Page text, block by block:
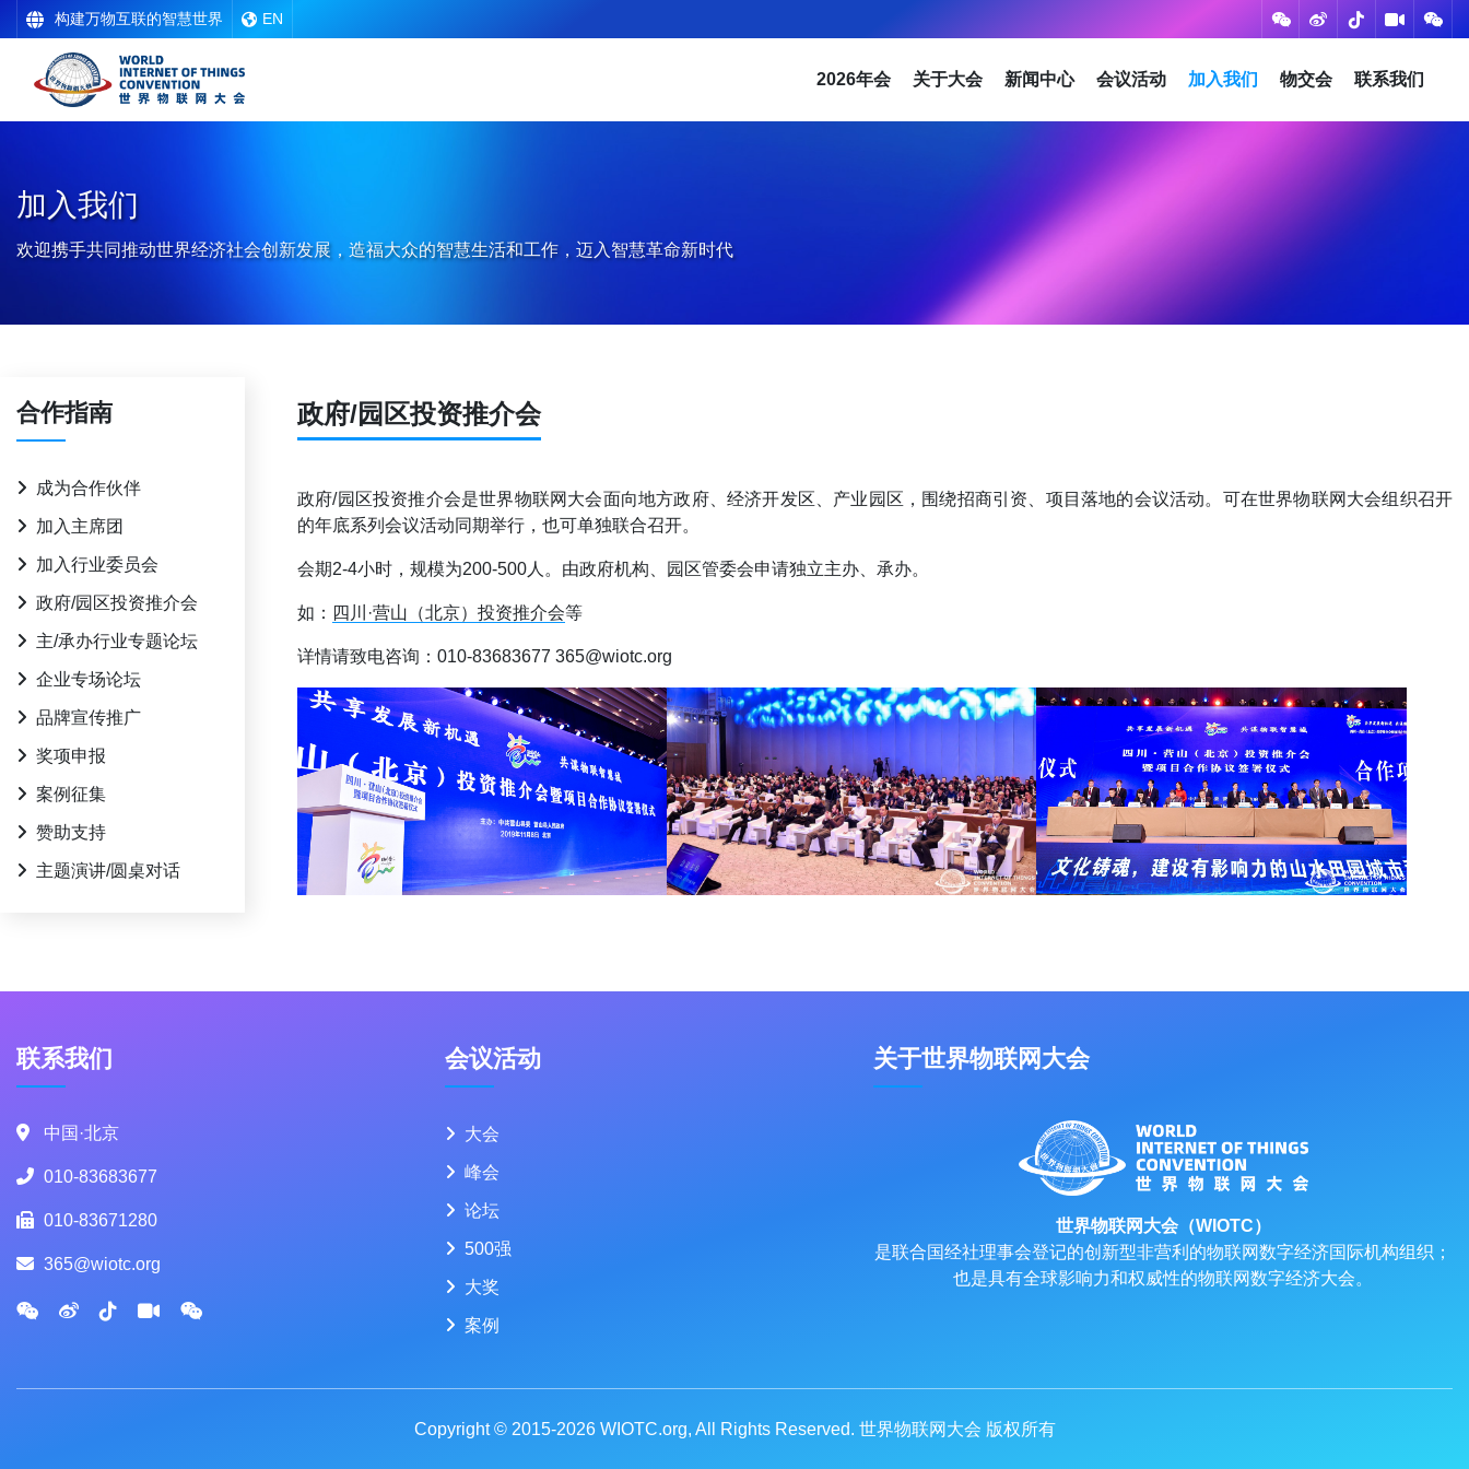
构建万物互联的智慧世界 EN
2026年会 关于大会 新闻中心 会议活动 加入我们 物交会 联系我们
加入我们
欢迎携手共同推动世界经济社会创新发展，造福大众的智慧生活和工作，迈入智慧革命新时代
合作指南
成为合作伙伴
加入主席团
加入行业委员会
政府/园区投资推介会
主/承办行业专题论坛
企业专场论坛
品牌宣传推广
奖项申报
案例征集
赞助支持
主题演讲/圆桌对话
政府/园区投资推介会
政府/园区投资推介会是世界物联网大会面向地方政府、经济开发区、产业园区，围绕招商引资、项目落地的会议活动。可在世界物联网大会组织召开
的年底系列会议活动同期举行，也可单独联合召开。
会期2-4小时，规模为200-500人。由政府机构、园区管委会申请独立主办、承办。
如： 四川·营山（北京）投资推介会等
详情请致电咨询：010-83683677 365@wiotc.org
联系我们
中国·北京
010-83683677
010-83671280
365@wiotc.org
会议活动
大会
峰会
论坛
500强
大奖
案例
关于世界物联网大会
世界物联网大会（WIOTC）
是联合国经社理事会登记的创新型非营利的物联网数字经济国际机构组织；
也是具有全球影响力和权威性的物联网数字经济大会。
Copyright © 2015-2026 WIOTC.org, All Rights Reserved. 世界物联网大会 版权所有